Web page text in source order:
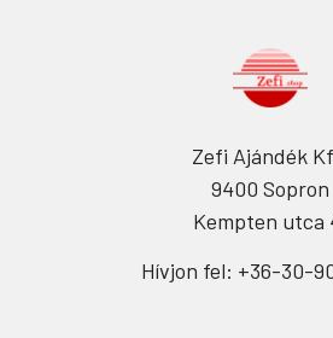
Zefi Ajándék
9400 Sopron
Kempten utca
Hívjon fel: +36-30-